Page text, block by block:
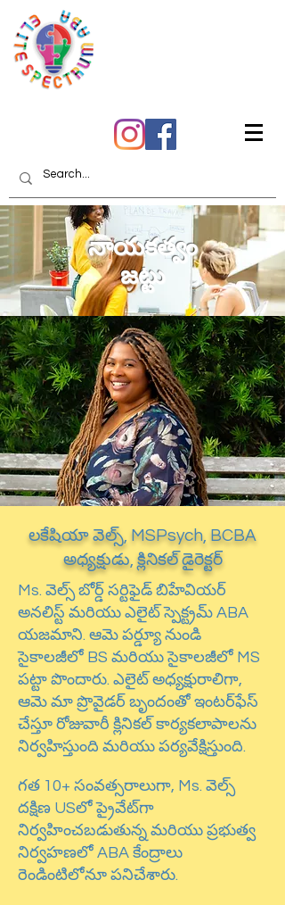
నాయకత్వం
జట్టు
లకేషియా వెల్స్, MSPsych, BCBA
అధ్యక్షుడు, క్లినికల్ డైరెక్టర్
Ms. వెల్స్ బోర్డ్ సర్టిఫైడ్ బిహేవియర్
అనలిస్ట్ మరియు ఎలైట్ స్పెక్ట్రమ్ ABA
యజమాని. ఆమె పర్డ్యూ నుండి
సైకాలజీలో BS మరియు సైకాలజీలో MS
పట్టా పొందారు. ఎలైట్ అధ్యక్షురాలిగా,
ఆమె మా ప్రొవైడర్ బృందంతో ఇంటర్‌ఫేస్
చేస్తూ రోజువారీ క్లినికల్ కార్యకలాపాలను
నిర్వహిస్తుంది మరియు పర్యవేక్షిస్తుంది.
గత 10+ సంవత్సరాలుగా, Ms. వెల్స్
దక్షిణ USలో ప్రైవేట్‌గా
నిర్వహించబడుతున్న మరియు ప్రభుత్వ
నిర్వహణలో ABA కేంద్రాలు
రెండింటిలోనూ పనిచేశారు.